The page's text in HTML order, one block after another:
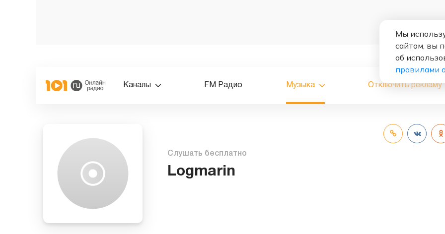
Каналы FM Радио Музыка Отключить рекламу
Слушать бесплатно
Logmarin
Мы
сайтом, вы
об
правилами